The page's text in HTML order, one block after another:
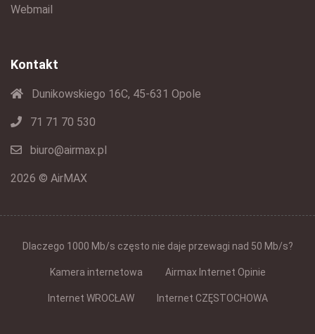
Webmail
Kontakt
Dunikowskiego 16C, 45-631 Opole
71 71 70 530
biuro@airmax.pl
2026 © AirMAX
Dlaczego 1000 Mb/s często nie daje przewagi nad 50 Mb/s?
Kamera internetowa Airmax Internet Opinie
Internet WROCŁAW Internet CZĘSTOCHOWA